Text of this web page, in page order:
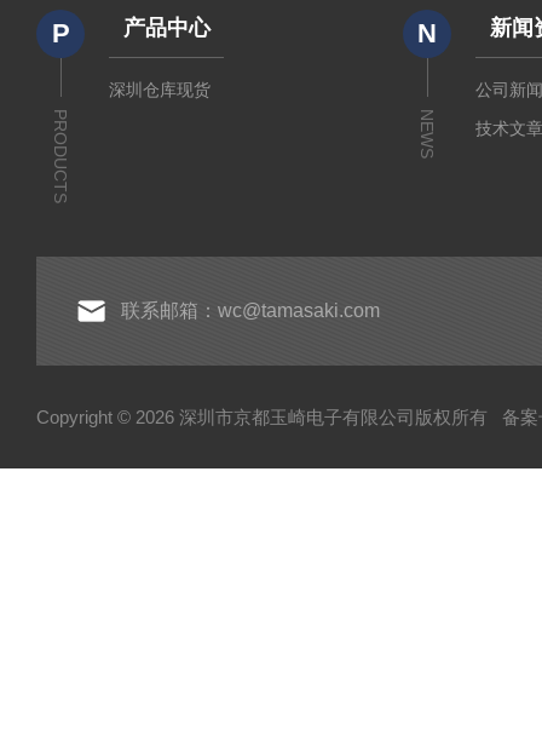
P
PRODUCTS
产品中心
深圳仓库现货
N
NEWS
新闻
公司新
技术文
联系邮箱：wc@tamasaki.com
Copyright © 2026 深圳市京都玉崎电子有限公司版权所有 备案